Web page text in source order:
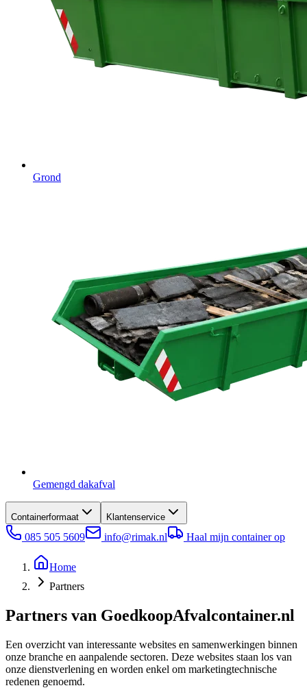
Grond
Gemengd dakafval
Containerformaat Klantenservice
085 505 5609 info@rimak.nl Haal mijn container op
Home
Partners
Partners van GoedkoopAfvalcontainer.nl
Een overzicht van interessante websites en samenwerkingen binnen
onze branche en aanpalende sectoren. Deze websites staan los van
onze dienstverlening en worden enkel om marketingtechnische
redenen genoemd.